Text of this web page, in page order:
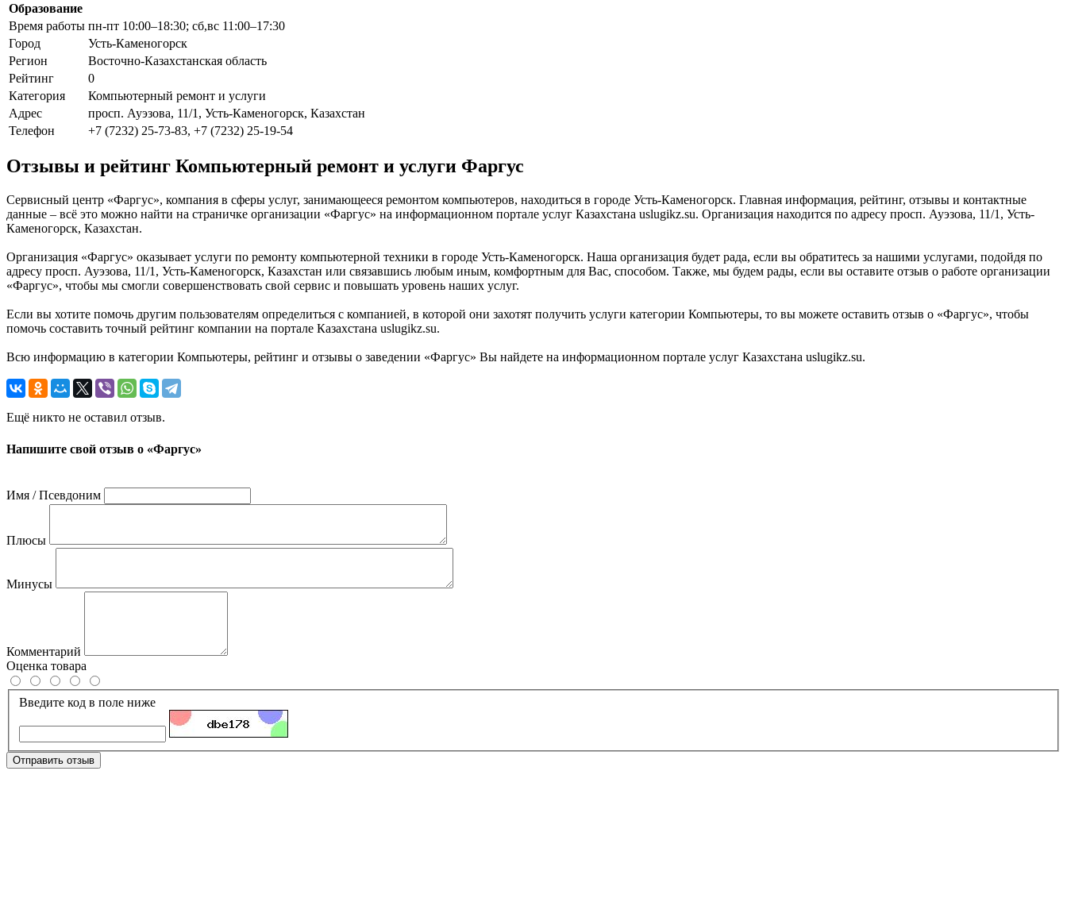
Образование
Время работы пн-пт 10:00–18:30; сб,вс 11:00–17:30
Город
Усть-Каменогорск
Регион
Восточно-Казахстанская область
Рейтинг
0
Категория
Компьютерный ремонт и услуги
Адрес
просп. Ауэзова, 11/1, Усть-Каменогорск, Казахстан
Телефон
+7 (7232) 25-73-83, +7 (7232) 25-19-54
Отзывы и рейтинг Компьютерный ремонт и услуги Фаргус
Сервисный центр «Фаргус», компания в сферы услуг, занимающееся ремонтом компьютеров, находиться в городе Усть-Каменогорск. Главная информация, рейтинг, отзывы и контактные
данные – всё это можно найти на страничке организации «Фаргус» на информационном портале услуг Казахстана uslugikz.su. Организация находится по адресу просп. Ауэзова, 11/1, Усть-
Каменогорск, Казахстан.
Организация «Фаргус» оказывает услуги по ремонту компьютерной техники в городе Усть-Каменогорск. Наша организация будет рада, если вы обратитесь за нашими услугами, подойдя по
адресу просп. Ауэзова, 11/1, Усть-Каменогорск, Казахстан или связавшись любым иным, комфортным для Вас, способом. Также, мы будем рады, если вы оставите отзыв о работе организации
«Фаргус», чтобы мы смогли совершенствовать свой сервис и повышать уровень наших услуг.
Если вы хотите помочь другим пользователям определиться с компанией, в которой они захотят получить услуги категории Компьютеры, то вы можете оставить отзыв о «Фаргус», чтобы
помочь составить точный рейтинг компании на портале Казахстана uslugikz.su.
Всю информацию в категории Компьютеры, рейтинг и отзывы о заведении «Фаргус» Вы найдете на информационном портале услуг Казахстана uslugikz.su.
Ещё никто не оставил отзыв.
Напишите свой отзыв о «Фаргус»
Имя / Псевдоним
Плюсы
Минусы
Комментарий
Оценка товара
Введите код в поле ниже
Отправить отзыв